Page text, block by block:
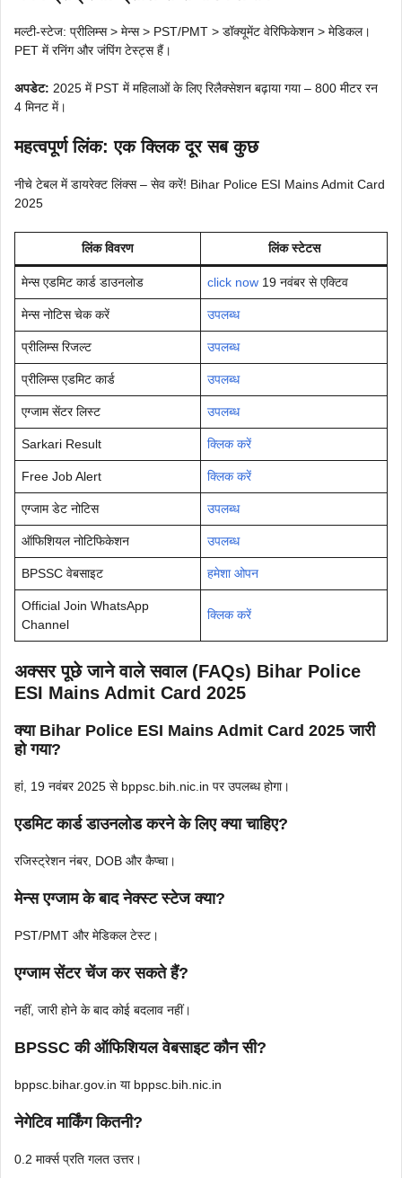
मल्टी-स्टेज: प्रीलिम्स > मेन्स > PST/PMT > डॉक्यूमेंट वेरिफिकेशन > मेडिकल।
PET में रनिंग और जंपिंग टेस्ट्स हैं।
अपडेट: 2025 में PST में महिलाओं के लिए रिलैक्सेशन बढ़ाया गया – 800 मीटर रन
4 मिनट में।
महत्वपूर्ण लिंक: एक क्लिक दूर सब कुछ
नीचे टेबल में डायरेक्ट लिंक्स – सेव करें! Bihar Police ESI Mains Admit Card
2025
लिंक विवरण लिंक स्टेटस
मेन्स एडमिट कार्ड डाउनलोड click now 19 नवंबर से एक्टिव
मेन्स नोटिस चेक करें उपलब्ध
प्रीलिम्स रिजल्ट उपलब्ध
प्रीलिम्स एडमिट कार्ड उपलब्ध
एग्जाम सेंटर लिस्ट उपलब्ध
Sarkari Result क्लिक करें
Free Job Alert क्लिक करें
एग्जाम डेट नोटिस उपलब्ध
ऑफिशियल नोटिफिकेशन उपलब्ध
BPSSC वेबसाइट हमेशा ओपन
Official Join WhatsApp
Channel
क्लिक करें
अक्सर पूछे जाने वाले सवाल (FAQs) Bihar Police
ESI Mains Admit Card 2025
क्या Bihar Police ESI Mains Admit Card 2025 जारी
हो गया?
हां, 19 नवंबर 2025 से bppsc.bih.nic.in पर उपलब्ध होगा।
एडमिट कार्ड डाउनलोड करने के लिए क्या चाहिए?
रजिस्ट्रेशन नंबर, DOB और कैप्चा।
मेन्स एग्जाम के बाद नेक्स्ट स्टेज क्या?
PST/PMT और मेडिकल टेस्ट।
एग्जाम सेंटर चेंज कर सकते हैं?
नहीं, जारी होने के बाद कोई बदलाव नहीं।
BPSSC की ऑफिशियल वेबसाइट कौन सी?
bppsc.bihar.gov.in या bppsc.bih.nic.in
नेगेटिव मार्किंग कितनी?
0.2 मार्क्स प्रति गलत उत्तर।